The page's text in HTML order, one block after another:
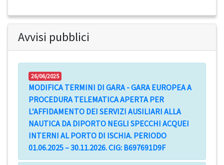
Avvisi pubblici
26/06/2025
MODIFICA TERMINI DI GARA - GARA EUROPEA A
PROCEDURA TELEMATICA APERTA PER
L’AFFIDAMENTO DEI SERVIZI AUSILIARI ALLA
NAUTICA DA DIPORTO NEGLI SPECCHI ACQUEI
INTERNI AL PORTO DI ISCHIA. PERIODO
01.06.2025 – 30.11.2026. CIG: B697691D9F